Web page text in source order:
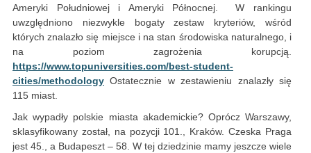
Ameryki Południowej i Ameryki Północnej. W rankingu
uwzględniono niezwykle bogaty zestaw kryteriów, wśród
których znalazło się miejsce i na stan środowiska naturalnego, i
na poziom zagrożenia korupcją.
https://www.topuniversities.com/best-student-
cities/methodology Ostatecznie w zestawieniu znalazły się
115 miast.
Jak wypadły polskie miasta akademickie? Oprócz Warszawy,
sklasyfikowany został, na pozycji 101., Kraków. Czeska Praga
jest 45., a Budapeszt – 58. W tej dziedzinie mamy jeszcze wiele